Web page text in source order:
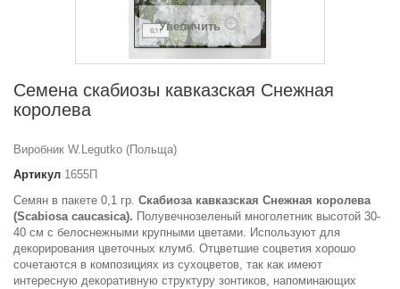
Увеличить
Семена скабиозы кавказская Снежная
королева
Виробник W.Legutko (Польща)
Артикул 1655П
Семян в пакете 0,1 гр. Скабиоза кавказская Снежная королева
(Scabiosa caucasica). Полувечнозеленый многолетник высотой 30-
40 см с белоснежными крупными цветами. Используют для
декорирования цветочных клумб. Отцветшие соцветия хорошо
сочетаются в композициях из сухоцветов, так как имеют
интересную декоративную структуру зонтиков, напоминающих